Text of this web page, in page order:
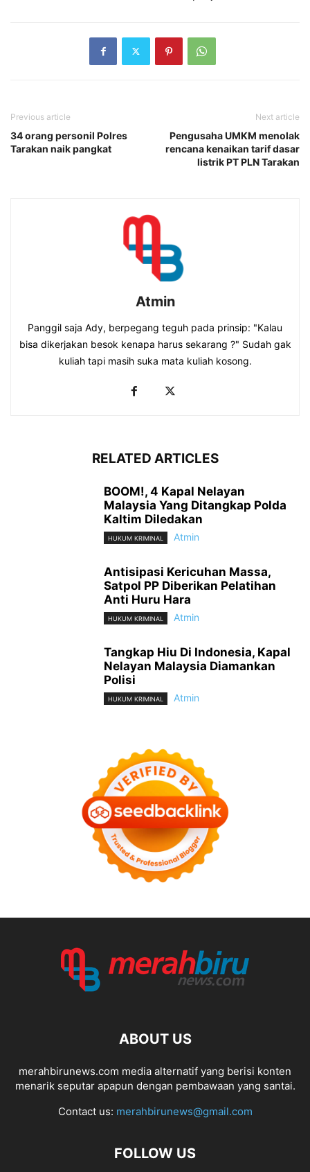
Previous article
34 orang personil Polres
Tarakan naik pangkat
Next article
Pengusaha UMKM menolak
rencana kenaikan tarif dasar
listrik PT PLN Tarakan
Atmin
Panggil saja Ady, berpegang teguh pada prinsip: "Kalau
bisa dikerjakan besok kenapa harus sekarang ?" Sudah gak
kuliah tapi masih suka mata kuliah kosong.
RELATED ARTICLES
BOOM!, 4 Kapal Nelayan
Malaysia Yang Ditangkap Polda
Kaltim Diledakan
HUKUM KRIMINAL Atmin
Antisipasi Kericuhan Massa,
Satpol PP Diberikan Pelatihan
Anti Huru Hara
HUKUM KRIMINAL Atmin
Tangkap Hiu Di Indonesia, Kapal
Nelayan Malaysia Diamankan
Polisi
HUKUM KRIMINAL Atmin
ABOUT US
merahbirunews.com media alternatif yang berisi konten
menarik seputar apapun dengan pembawaan yang santai.
Contact us: merahbirunews@gmail.com
FOLLOW US